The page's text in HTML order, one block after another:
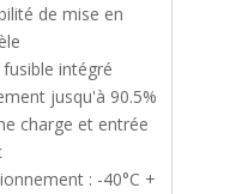
de mise en
intégré
jusqu'à 90.5%
charge et entrée
: -40°C +